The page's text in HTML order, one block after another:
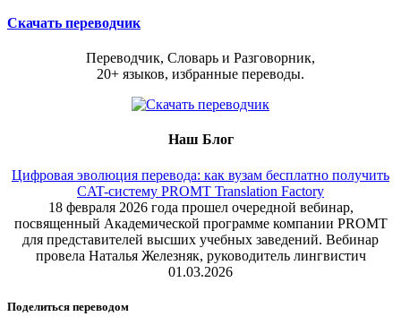
Скачать переводчик
Переводчик, Словарь и Разговорник,
20+ языков, избранные переводы.
Наш Блог
Цифровая эволюция перевода: как вузам бесплатно получить
CAT-систему PROMT Translation Factory
18 февраля 2026 года прошел очередной вебинар,
посвященный Академической программе компании PROMT
для представителей высших учебных заведений. Вебинар
провела Наталья Железняк, руководитель лингвистич
01.03.2026
Поделиться переводом